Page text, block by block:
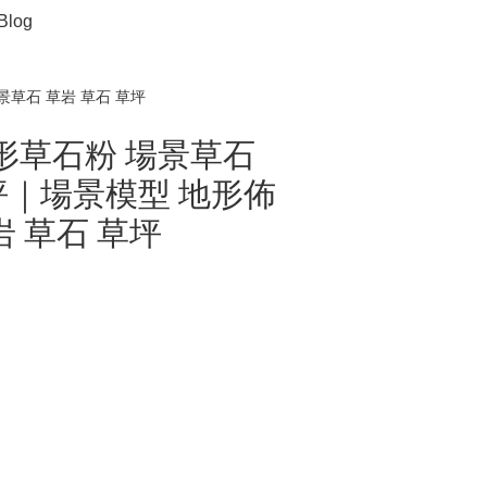
Blog
草石 草岩 草石 草坪
草石粉 場景草石
場景模型 地形佈
草石 草坪